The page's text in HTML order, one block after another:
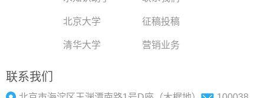
北京大学
清华大学
征稿投稿
营销业务
联系我们